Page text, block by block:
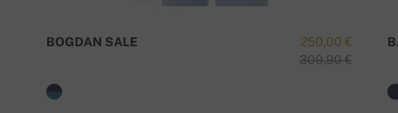
250,00 €
309,90 €
BOGDAN SALE